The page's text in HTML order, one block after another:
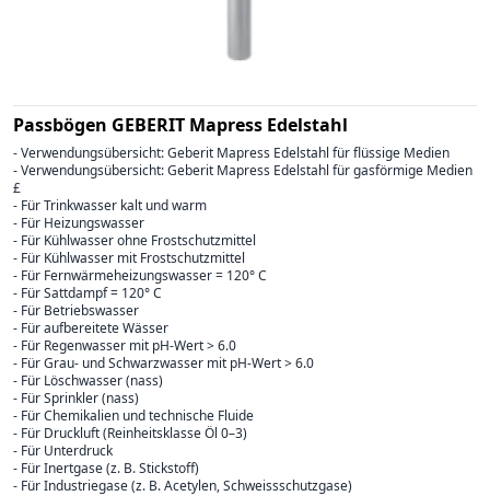
Passbögen GEBERIT Mapress Edelstahl
- Verwendungsübersicht: Geberit Mapress Edelstahl für flüssige Medien
- Verwendungsübersicht: Geberit Mapress Edelstahl für gasförmige Medien
£
- Für Trinkwasser kalt und warm
- Für Heizungswasser
- Für Kühlwasser ohne Frostschutzmittel
- Für Kühlwasser mit Frostschutzmittel
- Für Fernwärmeheizungswasser = 120° C
- Für Sattdampf = 120° C
- Für Betriebswasser
- Für aufbereitete Wässer
- Für Regenwasser mit pH-Wert > 6.0
- Für Grau- und Schwarzwasser mit pH-Wert > 6.0
- Für Löschwasser (nass)
- Für Sprinkler (nass)
- Für Chemikalien und technische Fluide
- Für Druckluft (Reinheitsklasse Öl 0–3)
- Für Unterdruck
- Für Inertgase (z. B. Stickstoff)
- Für Industriegase (z. B. Acetylen, Schweissschutzgase)